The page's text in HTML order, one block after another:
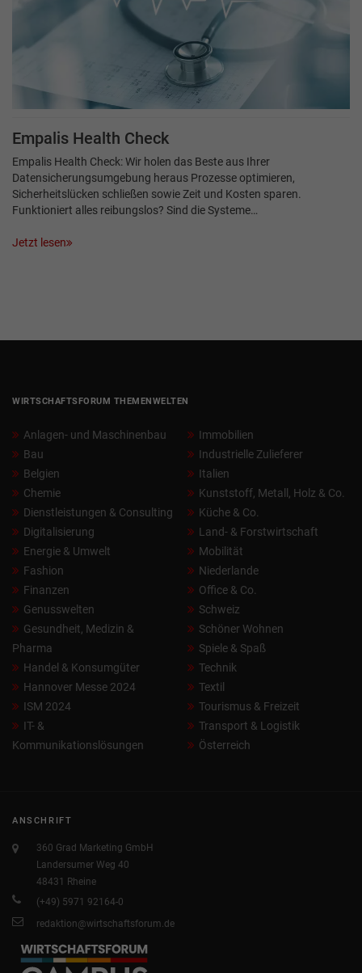
Empalis Health Check
Empalis Health Check: Wir holen das Beste aus Ihrer
Datensicherungs­umgebung heraus Prozesse optimieren,
Sicherheitslücken schließen sowie Zeit und Kosten sparen.
Funktioniert alles reibungslos? Sind die Systeme…
Jetzt lesen
WIRTSCHAFTSFORUM THEMENWELTEN
Anlagen- und Maschinenbau
Bau
Belgien
Chemie
Dienstleistungen & Consulting
Digitalisierung
Energie & Umwelt
Fashion
Finanzen
Genusswelten
Gesundheit, Medizin &
Pharma
Handel & Konsumgüter
Hannover Messe 2024
ISM 2024
IT- &
Kommunikationslösungen
Immobilien
Industrielle Zulieferer
Italien
Kunststoff, Metall, Holz & Co.
Küche & Co.
Land- & Forstwirtschaft
Mobilität
Niederlande
Office & Co.
Schweiz
Schöner Wohnen
Spiele & Spaß
Technik
Textil
Tourismus & Freizeit
Transport & Logistik
Österreich
ANSCHRIFT
360 Grad Marketing GmbH
Landersumer Weg 40
48431 Rheine
(+49) 5971 92164-0
redaktion@wirtschaftsforum.de